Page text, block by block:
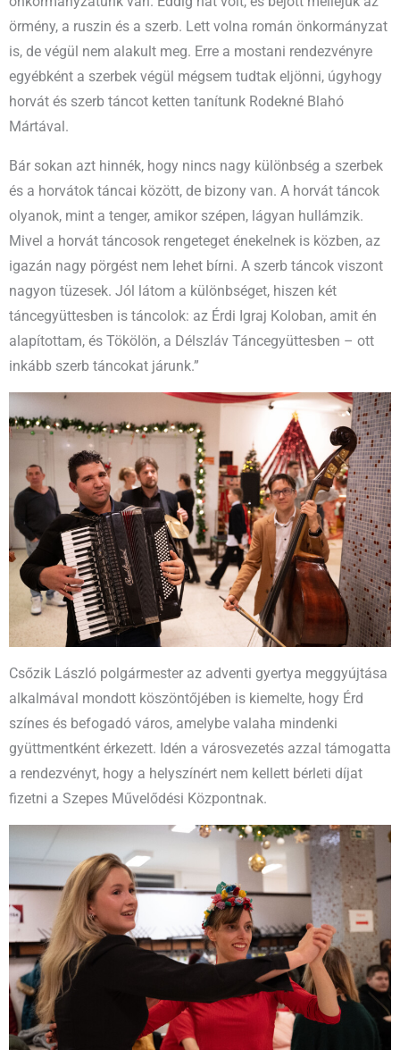
örmény, a ruszin és a szerb. Lett volna román önkormányzat
is, de végül nem alakult meg. Erre a mostani rendezvényre
egyébként a szerbek végül mégsem tudtak eljönni, úgyhogy
horvát és szerb táncot ketten tanítunk Rodekné Blahó
Mártával.
Bár sokan azt hinnék, hogy nincs nagy különbség a szerbek
és a horvátok táncai között, de bizony van. A horvát táncok
olyanok, mint a tenger, amikor szépen, lágyan hullámzik.
Mivel a horvát táncosok rengeteget énekelnek is közben, az
igazán nagy pörgést nem lehet bírni. A szerb táncok viszont
nagyon tüzesek. Jól látom a különbséget, hiszen két
táncegyüttesben is táncolok: az Érdi Igraj Koloban, amit én
alapítottam, és Tökölön, a Délszláv Táncegyüttesben – ott
inkább szerb táncokat járunk.”
Csőzik László polgármester az adventi gyertya meggyújtása
alkalmával mondott köszöntőjében is kiemelte, hogy Érd
színes és befogadó város, amelybe valaha mindenki
gyüttmentként érkezett. Idén a városvezetés azzal támogatta
a rendezvényt, hogy a helyszínért nem kellett bérleti díjat
fizetni a Szepes Művelődési Központnak.